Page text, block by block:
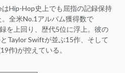
Hip-Hop史上でも屈指の記録保持
全米No.1アルバム獲得数で
を上回り、歴代5位に浮上。彼の
Taylor Swiftが並ぶ15作、そして
作)が控えている。